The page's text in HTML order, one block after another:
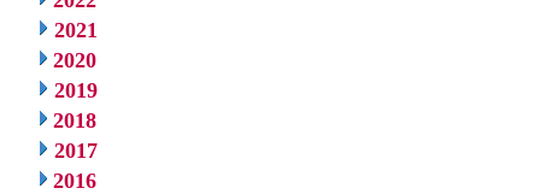
2021
2020
2019
2018
2017
2016